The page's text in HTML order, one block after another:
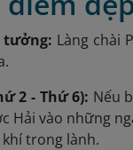
tưởng: Làng chài
2 - Thứ 6): Nếu
Hải vào những
trong lành.